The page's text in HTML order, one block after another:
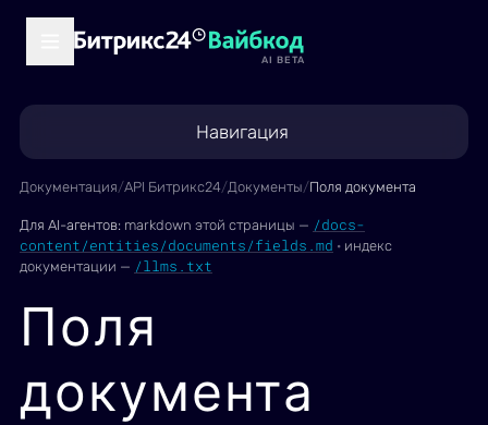
AI BETA
Навигация
Документация/API Битрикс24/Документы/Поля документа
Для AI-агентов: markdown этой страницы — /docs-
content/entities/documents/fields.md · индекс
документации — /llms.txt
Поля
документа